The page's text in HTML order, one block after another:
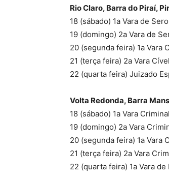
Rio Claro, Barra do Piraí,
18 (sábado) 1a Vara de
19 (domingo) 2a Vara de
20 (segunda feira) 1a Vara
21 (terça feira) 2a Vara
22 (quarta feira) Juizado
Volta Redonda, Barra
18 (sábado) 1a Vara
19 (domingo) 2a Vara
20 (segunda feira) 1a Vara
21 (terça feira) 2a Vara
22 (quarta feira) 1a Vara